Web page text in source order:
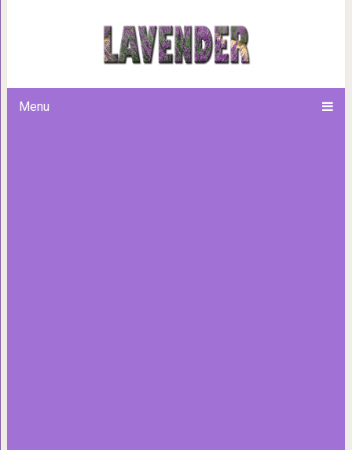
Menu
Космический храм